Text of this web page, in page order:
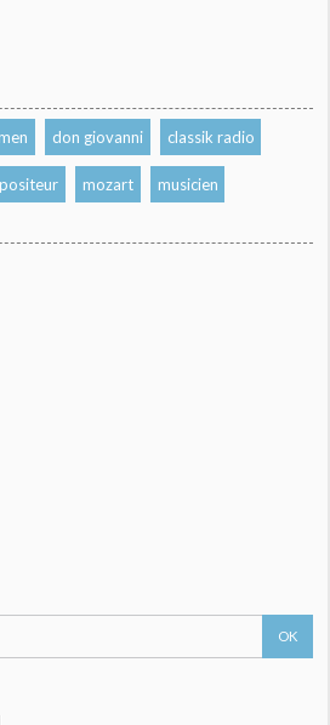
don giovanni classik radio
mozart musicien